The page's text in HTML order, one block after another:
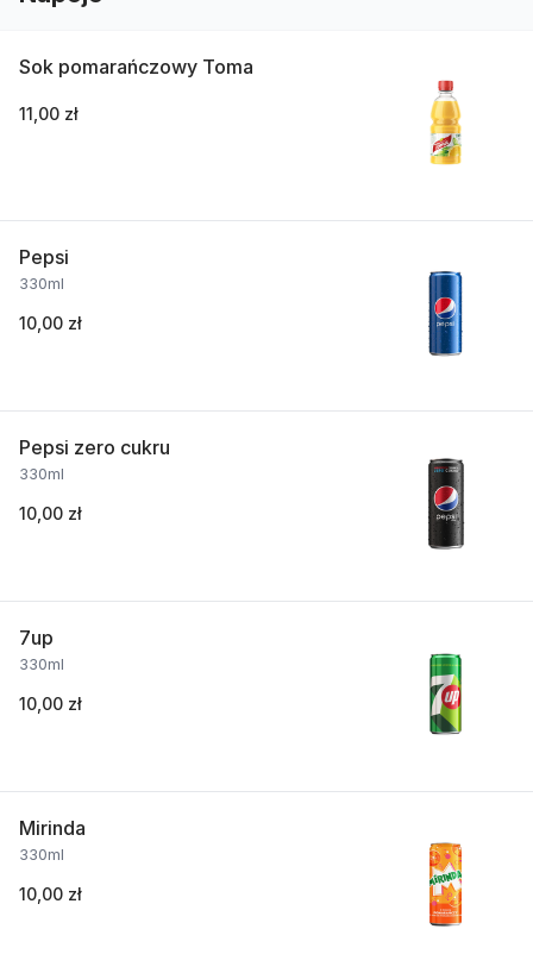
Sok pomarańczowy Toma
11,00 zł
Pepsi
330ml
10,00 zł
Pepsi zero cukru
330ml
10,00 zł
7up
330ml
10,00 zł
Mirinda
330ml
10,00 zł